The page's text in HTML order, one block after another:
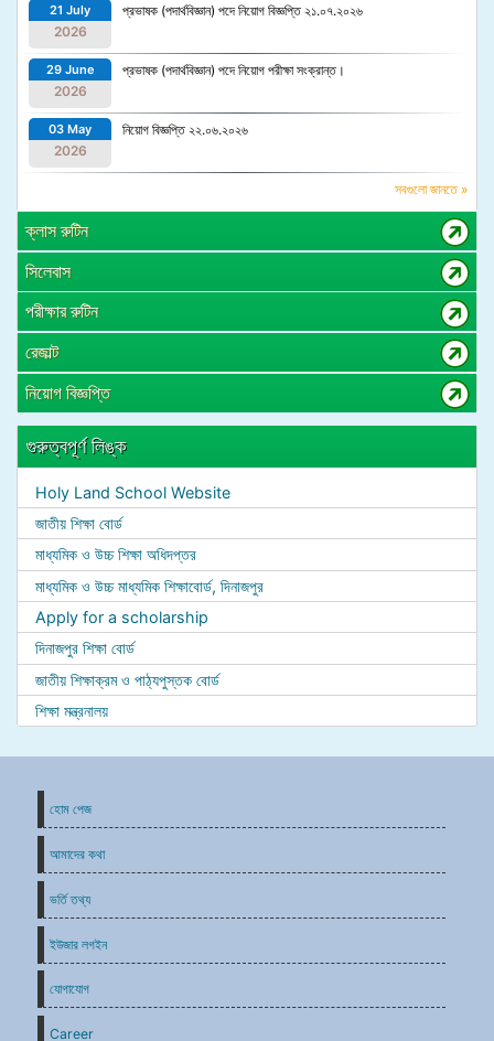
21 July
2026
প্রভাষক (পদার্থবিজ্ঞান) পদে নিয়োগ বিজ্ঞপ্তি ২১.০৭.২০২৬
29 June
2026
প্রভাষক (পদার্থবিজ্ঞান) পদে নিয়োগ পরীক্ষা সংক্রান্ত।
03 May
2026
নিয়োগ বিজ্ঞপ্তি ২২.০৬.২০২৬
সবগুলো জানতে »
ক্লাস রুটিন
সিলেবাস
পরীক্ষার রুটিন
রেজাল্ট
নিয়োগ বিজ্ঞপ্তি
গুরুত্বপূর্ণ লিঙ্ক
Holy Land School Website
জাতীয় শিক্ষা বোর্ড
মাধ্যমিক ও উচ্চ শিক্ষা অধিদপ্তর
মাধ্যমিক ও উচ্চ মাধ্যমিক শিক্ষাবোর্ড, দিনাজপুর
Apply for a scholarship
দিনাজপুর শিক্ষা বোর্ড
জাতীয় শিক্ষাক্রম ও পাঠ্যপুস্তক বোর্ড
শিক্ষা মন্ত্রনালয়
হোম পেজ
আমাদের কথা
ভর্তি তথ্য
ইউজার লগইন
যোগাযোগ
Career